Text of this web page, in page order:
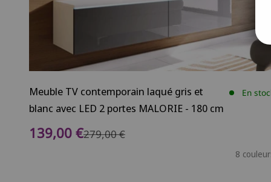
Meuble TV contemporain laqué gris et
blanc avec LED 2 portes MALORIE - 180 cm
En
Prix de vente
139,00 €Prix normal
279,00 €
8